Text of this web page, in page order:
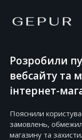
Розробили
вебсайту та
інтернет-
Пояснили
замовлень,
магазину та